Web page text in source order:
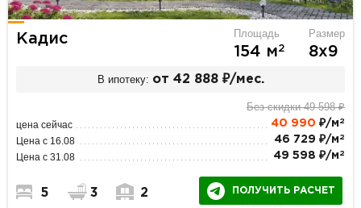
Кадис Площадь
154 м2
Размер
8х9
В ипотеку: от 42 888 ₽/мес.
Без скидки 49 598 ₽
цена сейчас 40 990 ₽/м 2
Цена с 16.08 46 729 ₽/м 2
Цена с 31.08 49 598 ₽/м 2
5 3 2 ПОЛУЧИТЬ РАСЧЕТ